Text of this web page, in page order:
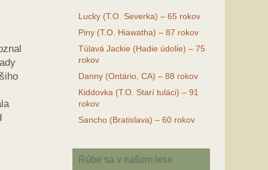
Lucky (T.O. Severka) – 65 rokov
Piny (T.O. Hiawatha) – 87 rokov
Túlavá Jackie (Hadie údolie) – 75
rokov
Danny (Ontário, CA) – 88 rokov
Kiddovka (T.O. Starí tuláci) – 91
rokov
Sancho (Bratislava) – 60 rokov
Rúbe sa v našom lese